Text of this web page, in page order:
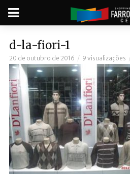
d-la-fiori-1
20 de outubro de 2016 9 visualizações